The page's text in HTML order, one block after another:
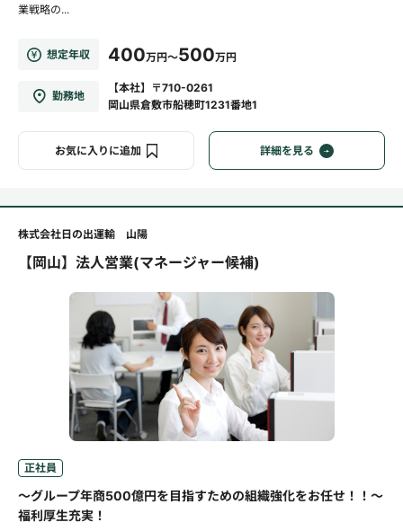
業戦略の...
想定年収 400万円～500万円
勤務地
【本社】〒710-0261
岡山県倉敷市船穂町1231番地1
お気に入りに追加 詳細を見る
株式会社日の出運輸 山陽
【岡山】法人営業(マネージャー候補)
正社員
～グループ年商500億円を目指すための組織強化をお任せ！！～
福利厚生充実！